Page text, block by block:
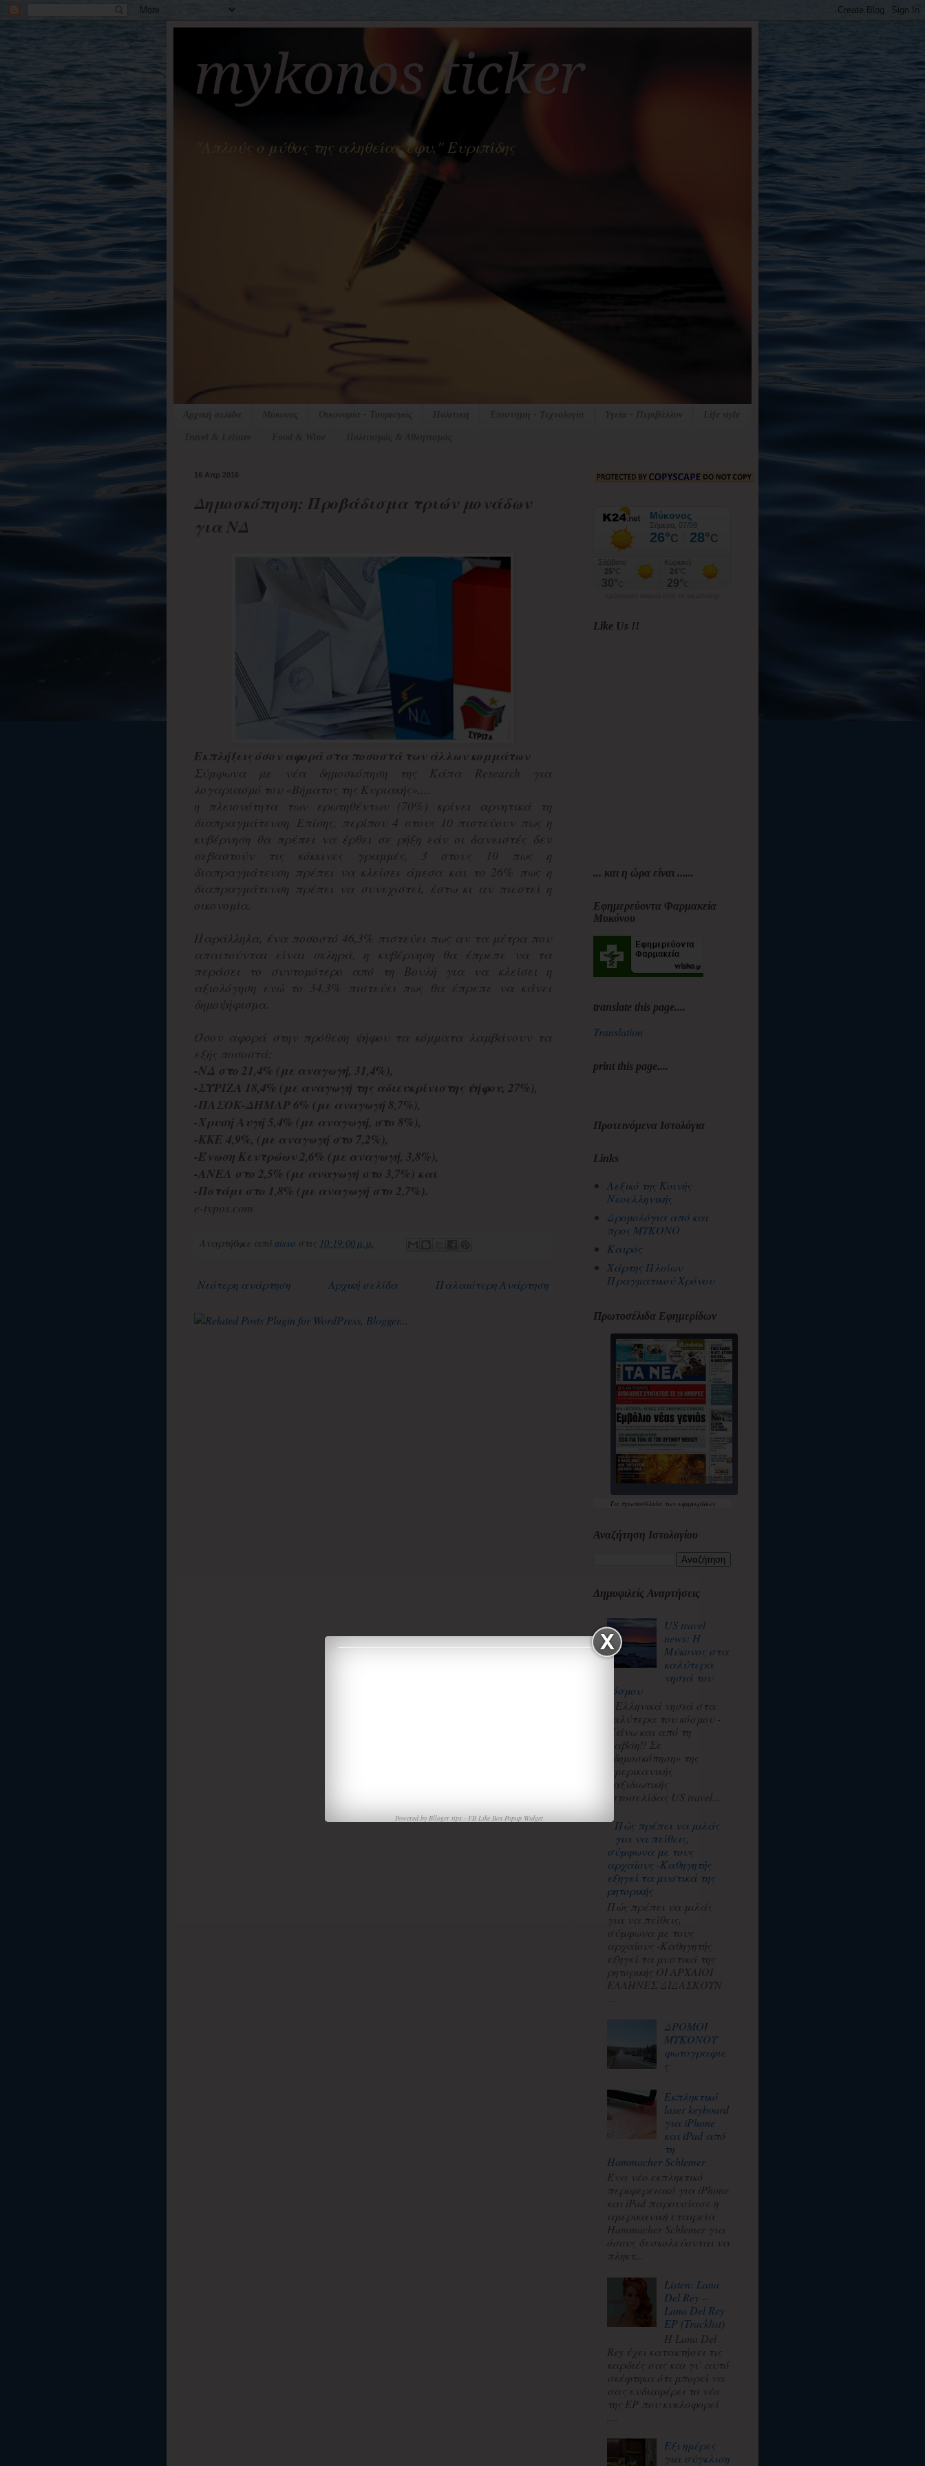
mykonos ticker
"Απλούς ο μύθος της αληθείας έφυ." Ευριπίδης
16 Απρ 2016
Δημοσκόπηση: Προβάδισμα τριών μονάδων
για ΝΔ
Εκπλήξεις όσον αφορά στα ποσοστά των άλλων κομμάτων
Σύμφωνα με νέα δημοσκόπηση της Κάπα Research για
λογαριασμό του «Βήματος της Κυριακής»,....
η πλειονότητα των ερωτηθέντων (70%) κρίνει αρνητικά τη
διαπραγμάτευση. Επίσης, περίπου 4 στους 10 πιστεύουν πως η
κυβέρνηση θα πρέπει να έρθει σε ρήξη εάν οι δανειστές δεν
σεβαστούν τις κόκκινες γραμμές, 3 στους 10 πως η
διαπραγμάτευση πρέπει να κλείσει άμεσα και το 26% πως η
διαπραγμάτευση πρέπει να συνεχιστεί, έστω κι αν πιεστεί η
οικονομία.
Παράλληλα, ένα ποσοστό 46,3% πιστεύει πως αν τα μέτρα που
απαιτούνται είναι σκληρά, η κυβέρνηση θα έπρεπε να τα
περάσει το συντομότερο από τη Βουλή για να κλείσει η
αξιολόγηση ενώ το 34,3% πιστεύει πως θα έπρεπε να κάνει
δημοψήφισμα.
Όσον αφορά στην πρόθεση ψήφου τα κόμματα λαμβάνουν τα
εξής ποσοστά:
-ΝΔ στο 21,4% (με αναγωγή, 31,4%),
-ΣΥΡΙΖΑ 18,4% (με αναγωγή της αδιευκρίνιστης ψήφου, 27%),
-ΠΑΣΟΚ-ΔΗΜΑΡ 6% (με αναγωγή 8,7%),
-Χρυσή Αυγή 5,4% (με αναγωγή, στο 8%),
-ΚΚΕ 4,9%, (με αναγωγή στο 7,2%),
-Ένωση Κεντρώων 2,6% (με αναγωγή, 3,8%),
-ΑΝΕΛ στο 2,5% (με αναγωγή στο 3,7%) και
-Ποτάμι στο 1,8% (με αναγωγή στο 2,7%).
e-typos.com
Αναρτήθηκε από aisso στις 10:19:00 μ.μ.
Νεότερη ανάρτηση Παλαιότερη Ανάρτηση
Αρχική σελίδα
Powered byBlloger tips -FB Like Box Popup Widget
Like Us !!
... και η ώρα είναι ......
Εφημερεύοντα Φαρμακεία
Μυκόνου
translate this page....
Translation
print this page....
Προτεινόμενα Ιστολόγια
Links
Λεξικό της Κοινής
Νεοελληνικής
Δρομολόγια από και
προς ΜΥΚΟΝΟ
Καιρός
Χάρτης Πλοίων
Πραγματικού Χρόνου
Πρωτοσέλιδα Εφημερίδων
Τα πρωτοσέλιδατων εφημερίδων
Αναζήτηση Ιστολογίου
Δημοφιλείς Αναρτήσεις
US travel
news: Η
Μύκονος στα
καλύτερα
νησιά του
κόσμου
3 Ελληνικά νησιά στα
καλύτερα του κόσμου -
Πάνω και από τη
Χαβάη!! Σε
«δημοσκόπηση» της
αμερικανικής
ταξιδιωτικής
ιστοσελίδας US travel...
Πώς πρέπει να μιλάς
για να πείθεις,
σύμφωνα με τους
αρχαίους -Καθηγητής
εξηγεί τα μυστικά της
ρητορικής
Πώς πρέπει να μιλάς
για να πείθεις,
σύμφωνα με τους
αρχαίους -Καθηγητής
εξηγεί τα μυστικά της
ρητορικής ΟΙ ΑΡΧΑΙΟΙ
ΕΛΛΗΝΕΣ ΔΙΔΑΣΚΟΥΝ
ΔΡΟΜΟΙ
ΜΥΚΟΝΟΥ
φωτογραφιε
ς
Εκπληκτικό
laser keyboard
για iPhone
και iPad από
τη
Hammacher Schlemer
Ένα νέο εκπληκτικό
περιφερειακό για iPhone
και iPad παρουσίασε η
αμερικανική εταιρεία
Hammacher Schlemer για
όσους δυσκολεύονται να
πληκτ...
Listen: Lana
Del Rey –
Lana Del Rey
EP (Tracklist)
Η Lana Del
Rey έχει κατακτήσει τις
καρδιές σας και γι’ αυτό
σκέφτηκα ότι μπορεί να
σας ενδιαφέρει το νέο
της EP που κυκλοφορεί
Εξι ημέρες
για σύγκλιση